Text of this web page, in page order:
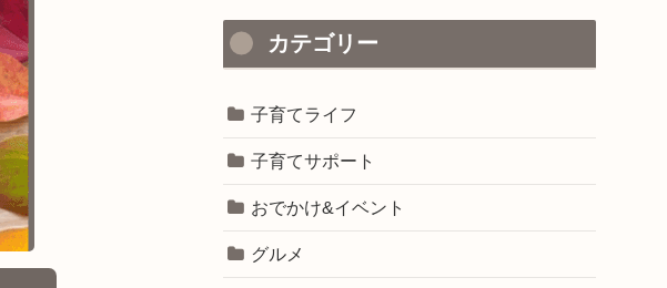
カテゴリー
子育てライフ
子育てサポート
おでかけ&イベント
グルメ